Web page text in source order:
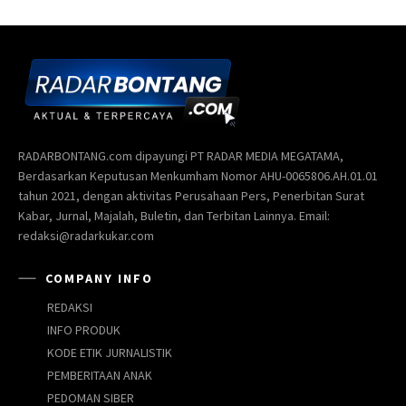
RADARBONTANG.com dipayungi PT RADAR MEDIA MEGATAMA,
Berdasarkan Keputusan Menkumham Nomor AHU-0065806.AH.01.01
tahun 2021, dengan aktivitas Perusahaan Pers, Penerbitan Surat
Kabar, Jurnal, Majalah, Buletin, dan Terbitan Lainnya. Email:
redaksi@radarkukar.com
COMPANY INFO
REDAKSI
INFO PRODUK
KODE ETIK JURNALISTIK
PEMBERITAAN ANAK
PEDOMAN SIBER